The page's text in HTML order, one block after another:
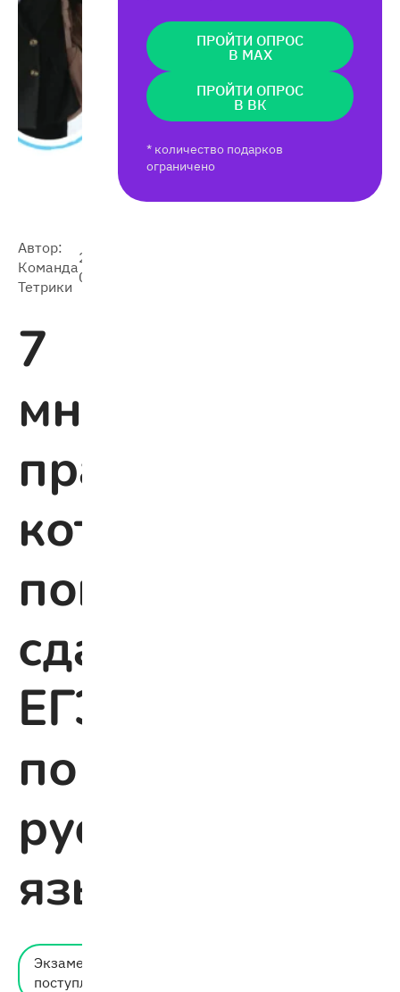
Автор:
Команда
Тетрики
2024-
05-06
7
мнемонических
правил,
которые
помогут
сдать
ЕГЭ
по
русскому
языку
Экзамены и
поступление
ПРОЙТИ ОПРОС
В MAX
ПРОЙТИ ОПРОС
В ВК
* количество подарков
ограничено